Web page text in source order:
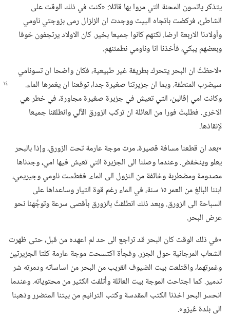
يتذكر پاتسون المحنة التي مروا بها قائلا:‏ «كنت في ذلك الوقت على
الشاطئ،‏ فركضت باتجاه البيت ووجدت ان الزلزال رمى بزوجتي ناومي
وأولادنا الاربعة ارضا.‏ لكنهم كانوا جميعا بخير.‏ كان الاولاد يرتجفون خوفا
وبعضهم يبكي،‏ فأخذنا انا وناومي نطمئنهم.‏
‏«لاحظتُ ان البحر يتحرك بطريقة غير طبيعية،‏ فكان واضحا ان تسونامي
سيضرب المنطقة.‏ وبما ان جزيرتنا صغيرة جدا،‏ توقعنا ان يغمرها الماء.‏
وكانت امي إڤالين،‏ التي تعيش في جزيرة صغيرة مجاورة،‏ في خطر هي
الاخرى.‏ فطلبتُ فورا من العائلة ان تركب الزورق الآلي وانطلقنا جميعا
لإنقاذها.‏
‏«بعد ان قطعنا مسافة قصيرة،‏ مرت موجة عارمة تحت الزورق،‏ وإذا بالبحر
يعلو وينخفض.‏ وعندما وصلنا الى الجزيرة التي تعيش فيها امي،‏ وجدناها
مصدومة ومضطربة وخائفة من النزول الى الماء.‏ فغطست ناومي وجيريمي،‏
ابننا البالغ من العمر ١٥ سنة،‏ في الماء رغم قوة التيار وساعداها على
السباحة الى الزورق.‏ وبعد ذلك انطلقتُ بالزورق بأقصى سرعة وتوجَّهنا نحو
عرض البحر.‏
‏«في ذلك الوقت كان البحر قد تراجع الى حد لم اعهده من قبل،‏ حتى ظهرت
الشعاب المرجانية حول الجزر.‏ وفجأة اكتسحت موجة عارمة كلتا الجزيرتين
وغمرتهما،‏ واقتلعت بيت الضيوف القريب من البحر من اساساته ودمرته شر
تدمير.‏ كما اجتاحت الموجة بيت العائلة وأتلفت الكثير من محتوياته.‏ وعندما
انحسر البحر اخذنا الكتب المقدسة وكتب الترانيم من بيتنا المتضرر وذهبنا
الى بلدة ڠيزو».‏